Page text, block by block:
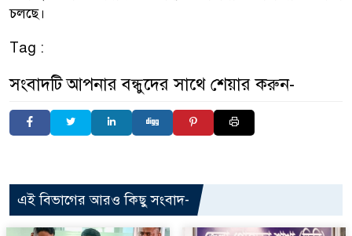
চলছে।
Tag :
সংবাদটি আপনার বন্ধুদের সাথে শেয়ার করুন-
এই বিভাগের আরও কিছু সংবাদ-